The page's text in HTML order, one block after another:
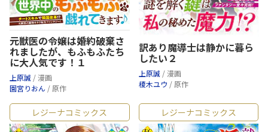
元獣医の令嬢は婚約破棄さ
れましたが、もふもふたち
に大人気です！１
上原誠 / 漫画
園宮りおん / 原作
訳あり魔導士は静かに暮ら
したい２
上原誠 / 漫画
榎木ユウ / 原作
レジーナコミックス レジーナコミックス